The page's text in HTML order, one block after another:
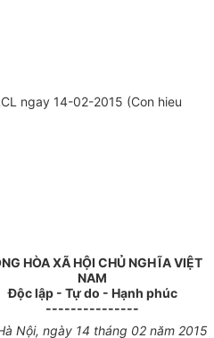
ngay 14-02-2015 (Con hieu
HÒA XÃ HỘI CHỦ NGHĨA VIỆT
NAM
Độc lập - Tự do - Hạnh phúc
---------------
Nội, ngày 14 tháng 02 năm 2015